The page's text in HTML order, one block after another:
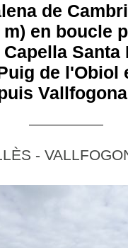
de
m) en boucle
Santa
de l'Obiol
-